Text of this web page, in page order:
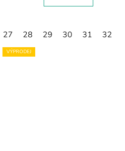
30 31 32
27 28 29 30 31 32
VÝPRODEJ